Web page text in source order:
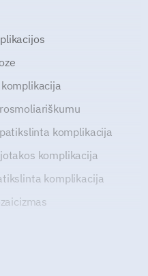
komplikacija
komplikacija
komplikacija